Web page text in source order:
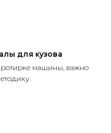
для кузова
машины, важно